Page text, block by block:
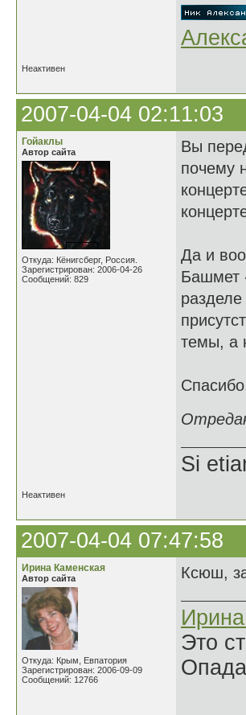
Неактивен
2007-04-04 02:11:03
Гойаклы
Автор сайта
Откуда: Кёнигсберг, Россия.
Зарегистрирован: 2006-04-26
Сообщений: 829
Вы
почему
Да и
Башмет
темы, а
Si
Неактивен
2007-04-04 07:47:58
Ирина Каменская
Автор сайта
Откуда: Крым, Евпатория
Зарегистрирован: 2006-09-09
Сообщений: 12766
Ксюш,
Это